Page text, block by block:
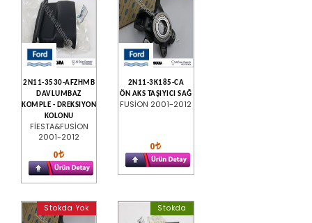
2N11-3530-AFZHMB
DAVLUMBAZ
KOMPLE - DREKSIYON
KOLONU
FİESTA&FUSİON
2001-2012
0
2N11-3K185-CA
ÖN AKS TAŞIYICI SAĞ
FUSİON 2001-2012
0
Stokda Yok Stokda